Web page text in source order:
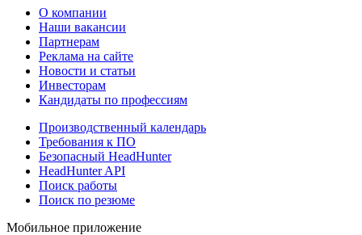
О компании
Наши вакансии
Партнерам
Реклама на сайте
Новости и статьи
Инвесторам
Кандидаты по профессиям
Производственный календарь
Требования к ПО
Безопасный HeadHunter
HeadHunter API
Поиск работы
Поиск по резюме
Мобильное приложение